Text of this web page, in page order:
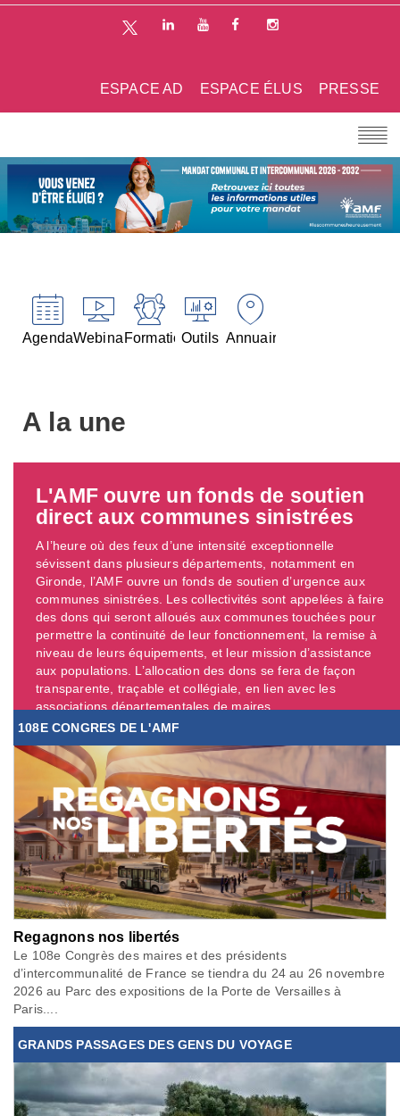
PRESSE
ESPACE ÉLUS
ESPACE AD
AgendaWebinairesFormationsOutils Annuaires
A la une
L'AMF ouvre un fonds de soutien
direct aux communes sinistrées
A l’heure où des feux d’une intensité exceptionnelle
sévissent dans plusieurs départements, notamment en
Gironde, l’AMF ouvre un fonds de soutien d’urgence aux
communes sinistrées. Les collectivités sont appelées à faire
des dons qui seront alloués aux communes touchées pour
permettre la continuité de leur fonctionnement, la remise à
niveau de leurs équipements, et leur mission d’assistance
aux populations. L’allocation des dons se fera de façon
transparente, traçable et collégiale, en lien avec les
associations départementales de maires. ...
108E CONGRES DE L'AMF
Regagnons nos libertés
Le 108e Congrès des maires et des présidents
d’intercommunalité de France se tiendra du 24 au 26 novembre
2026 au Parc des expositions de la Porte de Versailles à
Paris....
GRANDS PASSAGES DES GENS DU VOYAGE